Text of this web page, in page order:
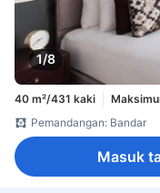
1/8
40 m²/431 kaki
Pemandangan: Bandar
Masuk